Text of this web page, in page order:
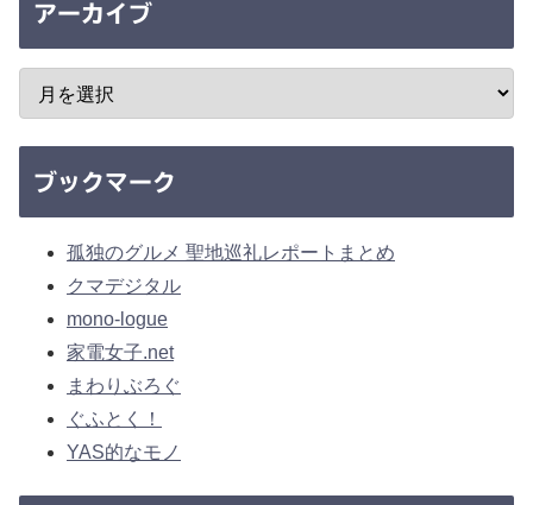
アーカイブ
ブックマーク
孤独のグルメ 聖地巡礼レポートまとめ
クマデジタル
mono-logue
家電女子.net
まわりぶろぐ
ぐふとく！
YAS的なモノ